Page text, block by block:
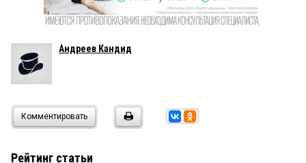
Андреев Кандид
Комментировать
Рейтинг статьи